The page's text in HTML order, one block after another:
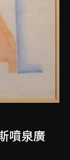
噴泉廣